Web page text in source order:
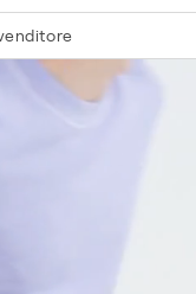
65 220